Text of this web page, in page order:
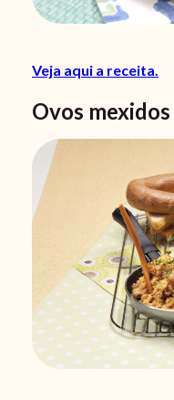
Veja aqui a receita.
Ovos